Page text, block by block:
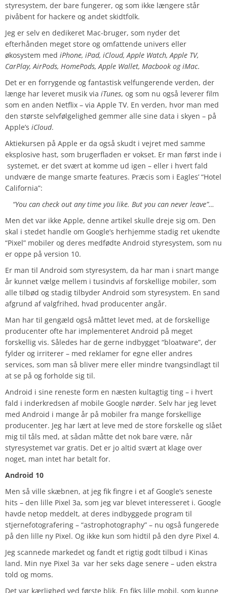
styresystem, der bare fungerer, og som ikke længere står
pivåbent for hackere og andet skidtfolk.
Jeg er selv en dedikeret Mac-bruger, som nyder det
efterhånden meget store og omfattende univers eller
økosystem med iPhone, iPad, iCloud, Apple Watch, Apple TV,
CarPlay, AirPods, HomePods, Apple Wallet, Macbook og iMac.
Det er en forrygende og fantastisk velfungerende verden, der
længe har leveret musik via iTunes, og som nu også leverer film
som en anden Netflix – via Apple TV. En verden, hvor man med
den største selvfølgelighed gemmer alle sine data i skyen – på
Apple’s iCloud.
Aktiekursen på Apple er da også skudt i vejret med samme
eksplosive hast, som brugerfladen er vokset. Er man først inde i
systemet, er det svært at komme ud igen – eller i hvert fald
undvære de mange smarte features. Præcis som i Eagles’ “Hotel
California”:
“You can check out any time you like. But you can never leave”…
Men det var ikke Apple, denne artikel skulle dreje sig om. Den
skal i stedet handle om Google’s herhjemme stadig ret ukendte
“Pixel” mobiler og deres medfødte Android styresystem, som nu
er oppe på version 10.
Er man til Android som styresystem, da har man i snart mange
år kunnet vælge mellem i tusindvis af forskellige mobiler, som
alle tilbød og stadig tilbyder Android som styresystem. En sand
afgrund af valgfrihed, hvad producenter angår.
Man har til gengæld også måttet levet med, at de forskellige
producenter ofte har implementeret Android på meget
forskellig vis. Således har de gerne indbygget “bloatware”, der
fylder og irriterer – med reklamer for egne eller andres
services, som man så bliver mere eller mindre tvangsindlagt til
at se på og forholde sig til.
Android i sine reneste form en næsten kultagtig ting – i hvert
fald i inderkredsen af mobile Google nørder. Selv har jeg levet
med Android i mange år på mobiler fra mange forskellige
producenter. Jeg har lært at leve med de store forskelle og slået
mig til tåls med, at sådan måtte det nok bare være, når
styresystemet var gratis. Det er jo altid svært at klage over
noget, man intet har betalt for.
Android 10
Men så ville skæbnen, at jeg fik fingre i et af Google’s seneste
hits – den lille Pixel 3a, som jeg var blevet interesseret i. Google
havde netop meddelt, at deres indbyggede program til
stjernefotografering – “astrophotography” – nu også fungerede
på den lille ny Pixel. Og ikke kun som hidtil på den dyre Pixel 4.
Jeg scannede markedet og fandt et rigtig godt tilbud i Kinas
land. Min nye Pixel 3a var her seks dage senere – uden ekstra
told og moms.
Det var kærlighed ved første blik. En fiks lille mobil, som kunne